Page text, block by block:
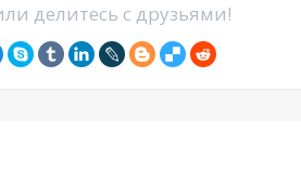
делитесь с друзьями!